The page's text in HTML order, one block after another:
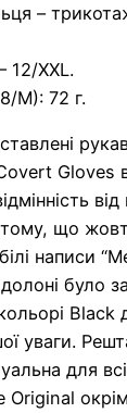
–
12/XXL.
М): 72 г.
Gloves
що
написи
було
Black
уваги.
для
окрім